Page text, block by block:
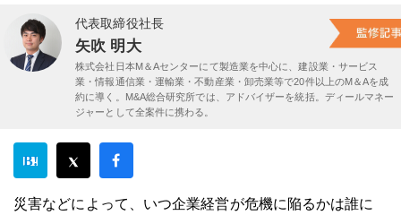
代表取締役社長
矢吹 明大
株式会社日本M＆Aセンターにて製造業を中心に、建設業・サービス
業・情報通信業・運輸業・不動産業・卸売業等で20件以上のM＆Aを成
約に導く。M&A総合研究所では、アドバイザーを統括。ディールマネー
ジャーとして全案件に携わる。
災害などによって、いつ企業経営が危機に陥るかは誰に